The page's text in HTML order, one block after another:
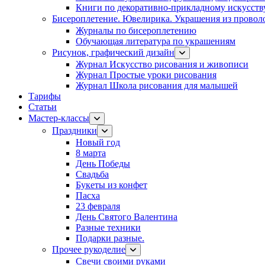
Книги по декоративно-прикладному
Бисероплетение. Ювелирика. Украшения из
Журналы по бисероплетению
Обучающая литература по украшениям
Рисунок, графический дизайн
Журнал Искусство рисования и живописи
Журнал Простые уроки рисования
Журнал Школа рисования для малышей
Тарифы
Статьи
Мастер-классы
Праздники
Новый год
8 марта
День Победы
Свадьба
Букеты из конфет
Пасха
23 февраля
День Святого Валентина
Разные техники
Подарки разные.
Прочее рукоделие
Свечи своими руками